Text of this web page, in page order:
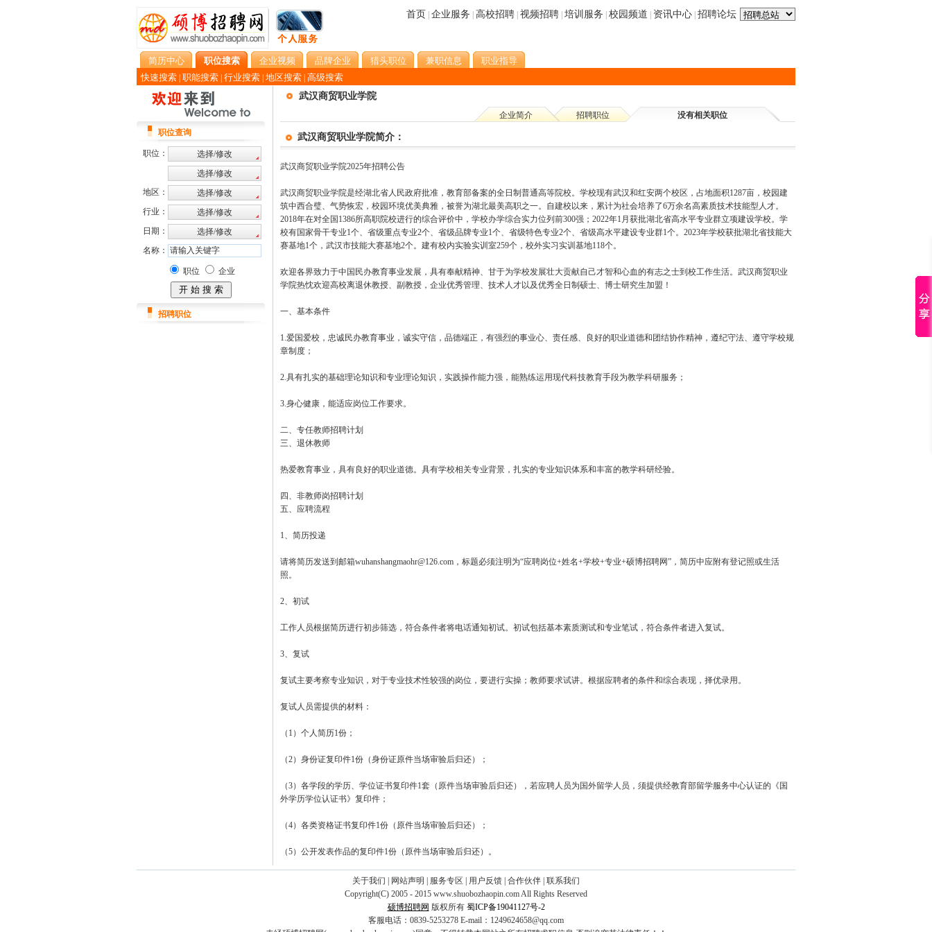
首页 企业服务 高校招聘 视频招聘 培训服务 校园频道 资讯中心 招聘论坛
简历中心 职位搜索 企业视频 品牌企业 猎头职位 兼职信息
职业指导
快速搜索 职能搜索 行业搜索 地区搜索 高级搜索
职位查询
职位：
地区：
行业：
日期：
名称：
职位 企业
招聘职位
武汉商贸职业学院
企业简介 招聘职位 没有相关职位
武汉商贸职业学院简介：
武汉商贸职业学院2025年招聘公告
武汉商贸职业学院是经湖北省人民政府批准，教育部备案的全日制普通高等院校。学校现有武汉和红安两个校区，占地面积1287亩，校园建
筑中西合璧、气势恢宏，校园环境优美典雅，被誉为湖北最美高职之一。自建校以来，累计为社会培养了6万余名高素质技术技能型人才。
2018年在对全国1386所高职院校进行的综合评价中，学校办学综合实力位列前300强；2022年1月获批湖北省高水平专业群立项建设学校。学
校有国家骨干专业1个、省级重点专业2个、省级品牌专业1个、省级特色专业2个、省级高水平建设专业群1个。2023年学校获批湖北省技能大
赛基地1个，武汉市技能大赛基地2个。建有校内实验实训室259个，校外实习实训基地118个。
欢迎各界致力于中国民办教育事业发展，具有奉献精神、甘于为学校发展壮大贡献自己才智和心血的有志之士到校工作生活。武汉商贸职业
学院热忱欢迎高校离退休教授、副教授，企业优秀管理、技术人才以及优秀全日制硕士、博士研究生加盟！
一、基本条件
1.爱国爱校，忠诚民办教育事业，诚实守信，品德端正，有强烈的事业心、责任感、良好的职业道德和团结协作精神，遵纪守法、遵守学校规
章制度；
2.具有扎实的基础理论知识和专业理论知识，实践操作能力强，能熟练运用现代科技教育手段为教学科研服务；
3.身心健康，能适应岗位工作要求。
二、专任教师招聘计划
三、退休教师
热爱教育事业，具有良好的职业道德。具有学校相关专业背景，扎实的专业知识体系和丰富的教学科研经验。
四、非教师岗招聘计划
五、应聘流程
1、简历投递
请将简历发送到邮箱wuhanshangmaohr@126.com，标题必须注明为“应聘岗位+姓名+学校+专业+硕博招聘网”，简历中应附有登记照或生活
照。
2、初试
工作人员根据简历进行初步筛选，符合条件者将电话通知初试。初试包括基本素质测试和专业笔试，符合条件者进入复试。
3、复试
复试主要考察专业知识，对于专业技术性较强的岗位，要进行实操；教师要求试讲。根据应聘者的条件和综合表现，择优录用。
复试人员需提供的材料：
（1）个人简历1份；
（2）身份证复印件1份（身份证原件当场审验后归还）；
（3）各学段的学历、学位证书复印件1套（原件当场审验后归还），若应聘人员为国外留学人员，须提供经教育部留学服务中心认证的《国
外学历学位认证书》复印件；
（4）各类资格证书复印件1份（原件当场审验后归还）；
（5）公开发表作品的复印件1份（原件当场审验后归还）。
关于我们 网站声明 服务专区 用户反馈 合作伙伴 联系我们
Copyright(C) 2005 - 2015 www.shuobozhaopin.com All Rights Reserved
硕博招聘网 版权所有 蜀ICP备19041127号-2
客服电话：0839-5253278 E-mail：1249624658@qq.com